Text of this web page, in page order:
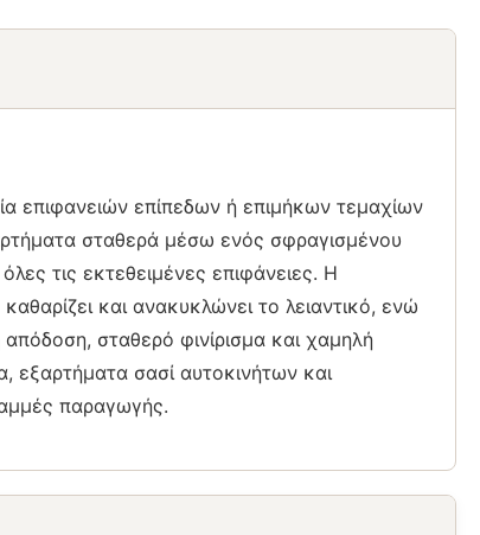
επιφανειών επίπεδων ή επιμήκων τεμαχίων
σταθερά μέσω ενός σφραγισμένου
τις εκτεθειμένες επιφάνειες. Η
και ανακυκλώνει το λειαντικό, ενώ
σταθερό φινίρισμα και χαμηλή
εξαρτήματα σασί αυτοκινήτων και
παραγωγής.